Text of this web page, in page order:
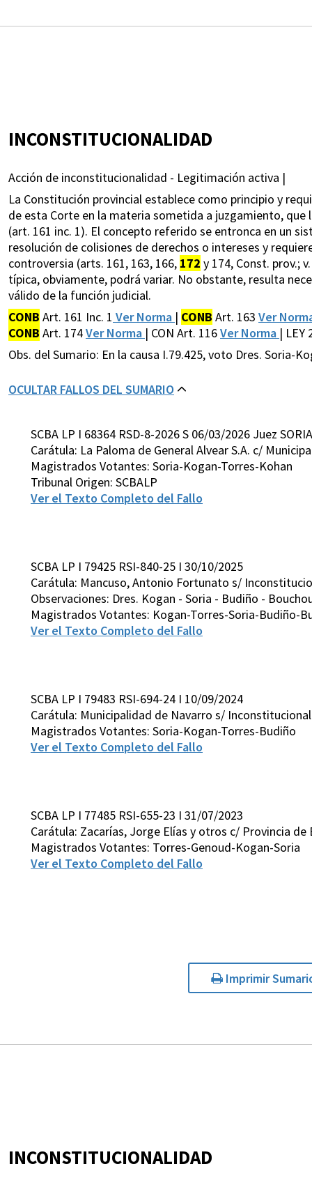
INCONSTITUCIONALIDAD
Acción de inconstitucionalidad - Legitimación activa |
La Constitución provincial establece como principio y
de esta Corte en la materia sometida a juzgamiento,
(art. 161 inc. 1). El concepto referido se entronca en un
resolución de colisiones de derechos o intereses y
controversia (arts. 161, 163, 166, 172 y 174, Const. prov.;
típica, obviamente, podrá variar. No obstante, resulta
válido de la función judicial.
CONB Art. 161 Inc. 1 Ver Norma | CONB Art. 163 Ver
CONB Art. 174Ver Norma | CON Art. 116Ver Norma | LEY
Obs. del Sumario: En la causa I.79.425, voto Dres. Soria-
OCULTAR FALLOS DEL SUMARIO
SCBA LP I 68364 RSD-8-2026 S 06/03/2026 Juez
Carátula: La Paloma de General Alvear S.A. c/
Magistrados Votantes: Soria-Kogan-Torres-Kohan
Tribunal Origen: SCBALP
Ver el Texto Completo del Fallo
SCBA LP I 79425 RSI-840-25 I 30/10/2025
Carátula: Mancuso, Antonio Fortunato s/
Observaciones: Dres. Kogan - Soria - Budiño -
Magistrados Votantes: Kogan-Torres-Soria-Budiño-
Ver el Texto Completo del Fallo
SCBA LP I 79483 RSI-694-24 I 10/09/2024
Carátula: Municipalidad de Navarro s/
Magistrados Votantes: Soria-Kogan-Torres-Budiño
Ver el Texto Completo del Fallo
SCBA LP I 77485 RSI-655-23 I 31/07/2023
Carátula: Zacarías, Jorge Elías y otros c/ Provincia
Magistrados Votantes: Torres-Genoud-Kogan-Soria
Ver el Texto Completo del Fallo
Imprimir
INCONSTITUCIONALIDAD